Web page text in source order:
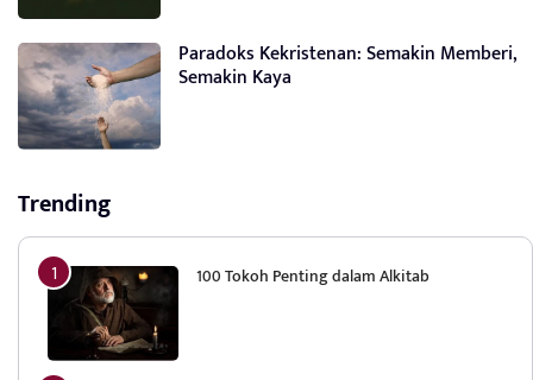
Paradoks Kekristenan: Semakin Memberi,
Semakin Kaya
Trending
100 Tokoh Penting dalam Alkitab